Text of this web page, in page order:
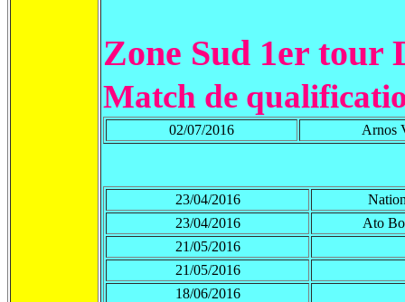
Zone Sud 1er tour
Match de
02/07/2016 Arnos
23/04/2016
23/04/2016
Ato
21/05/2016
21/05/2016
18/06/2016